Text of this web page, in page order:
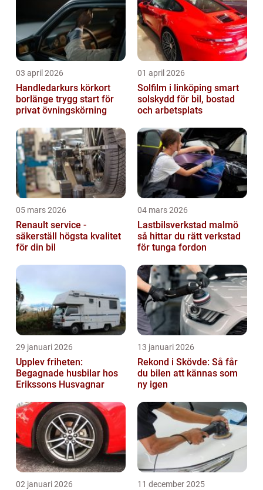
03 april 2026
Handledarkurs körkort
borlänge trygg start för
privat övningskörning
01 april 2026
Solfilm i linköping smart
solskydd för bil, bostad
och arbetsplats
05 mars 2026
Renault service -
säkerställ högsta kvalitet
för din bil
04 mars 2026
Lastbilsverkstad malmö
så hittar du rätt verkstad
för tunga fordon
29 januari 2026
Upplev friheten:
Begagnade husbilar hos
Erikssons Husvagnar
13 januari 2026
Rekond i Skövde: Så får
du bilen att kännas som
ny igen
02 januari 2026 11 december 2025